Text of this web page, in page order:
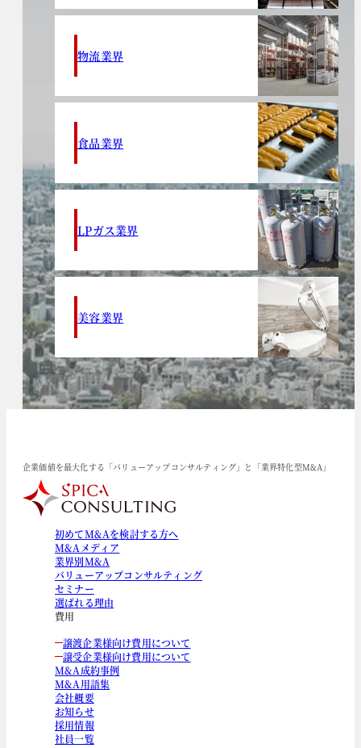
物流業界
食品業界
LPガス業界
美容業界
企業価値を最大化する「バリューアップコンサルティング」と「業界特化型M&A」
初めてM&Aを検討する方へ
M&Aメディア
業界別M&A
バリューアップコンサルティング
セミナー
選ばれる理由
費用
譲渡企業様向け費用について
譲受企業様向け費用について
M&A成約事例
M&A用語集
会社概要
お知らせ
採用情報
社員一覧